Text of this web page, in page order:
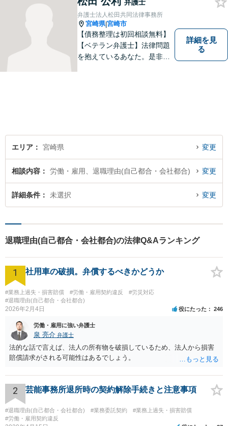
す。
弁護士
弁護士法人松田共同法律事務所
宮崎県|宮崎市
【債務整理は初回相談無料】
【ベテラン弁護士】法律問題
を抱えているあなた。是非一
詳細を見
る
エリア 宮崎県 変更
相談内容 労働・雇用、退職理由(自己都合・会社都合) 変更
詳細条件 未選択 変更
退職理由(自己都合・会社都合)の法律Q&Aランキング
1 社用車の破損。弁償するべきかどうか
#業務上過失・損害賠償 #労働・雇用契約違反
#労災対応
#退職理由(自己都合・会社都合)
2026年2月4日 役にたった 246
労働・雇用に強い弁護士
泉 亮介 弁護士
法的な話で言えば、法人の所有物を破損しているため、法人から損害
賠償請求がされる可能性はあるでしょう。
2 芸能事務所退所時の契約解除手続きと注意事項
#退職理由(自己都合・会社都合) #業務委託契約
#業務上過失・損害賠償
#労働・雇用契約違反